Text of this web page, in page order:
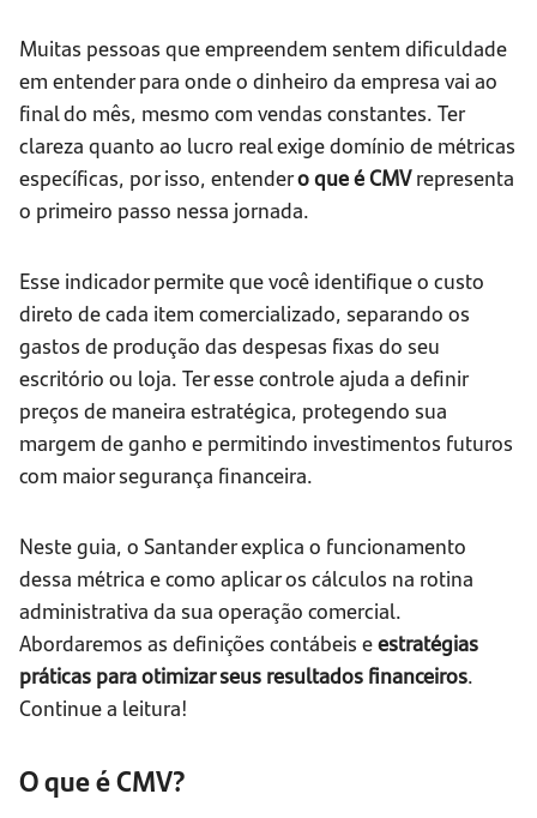
Muitas pessoas que empreendem sentem dificuldade
em entender para onde o dinheiro da empresa vai ao
final do mês, mesmo com vendas constantes. Ter
clareza quanto ao lucro real exige domínio de métricas
específicas, por isso, entendero que é CMVrepresenta
o primeiro passo nessa jornada.
Esse indicador permite que você identifique o custo
direto de cada item comercializado, separando os
gastos de produção das despesas fixas do seu
escritório ou loja. Ter esse controle ajuda a definir
preços de maneira estratégica, protegendo sua
margem de ganho e permitindo investimentos futuros
com maior segurança financeira.
Neste guia, o Santander explica o funcionamento
dessa métrica e como aplicar os cálculos na rotina
administrativa da sua operação comercial.
Abordaremos as definições contábeis eestratégias
práticas para otimizar seus resultados financeiros.
Continue a leitura!
O que é CMV?